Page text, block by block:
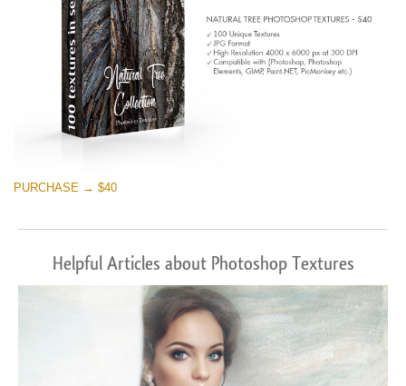
PURCHASE → $40
Helpful Articles about Photoshop Textures